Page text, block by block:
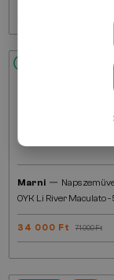
Marni —
0YK Li River Maculato -
34 000 Ft 71 000 Ft